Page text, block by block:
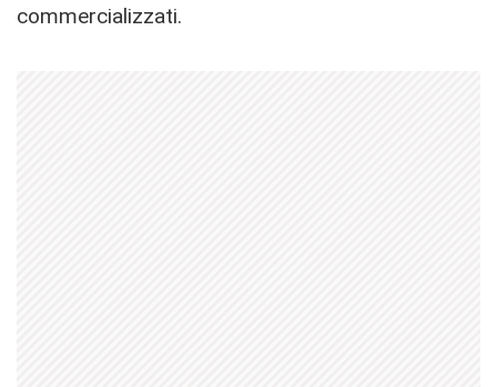
commercializzati.